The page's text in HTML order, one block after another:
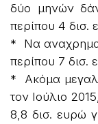
δύο μηνών
περίπου 4 δισ.
* Να
περίπου 7 δισ.
* Ακόμα
τον Ιούλιο
8,8 δισ. ευρώ